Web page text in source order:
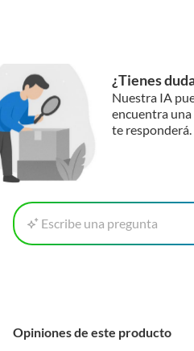
¿Tienes
Nuestra IA
encuentra
te responderá.
Escribe una pregunta
Opiniones de este producto